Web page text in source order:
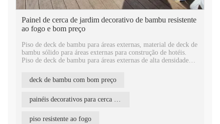
Painel de cerca de jardim decorativo de bambu resistente
ao fogo e bom preço
Piso de deck de bambu para áreas externas, material de deck de
bambu sólido para áreas externas para construção de hotéis.
Piso de deck de bambu para áreas externas de alta densidade
internacional.
e preço de fábrica, piso sólido de bambu natural resistente a
de bambu de alta pressão.
deck de bambu com bom preço
painéis decorativos para cerca de jardim
piso resistente ao fogo